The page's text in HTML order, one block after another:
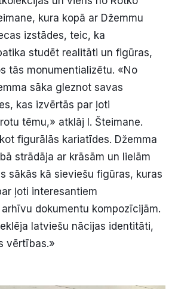
kura kopā ar Džemmu
izstādes, teic, ka
studēt realitāti un figūras,
tās monumentializētu. «No
sāka gleznot savas
kas izvērtās par ļoti
tēmu,» atklāj I. Šteimane.
figurālās kariatīdes. Džemma
strādāja ar krāsām un lielām
sākās kā sieviešu figūras, kuras
ļoti interesantiem
dokumentu kompozīcijām.
latviešu nācijas identitāti,
vērtības.»